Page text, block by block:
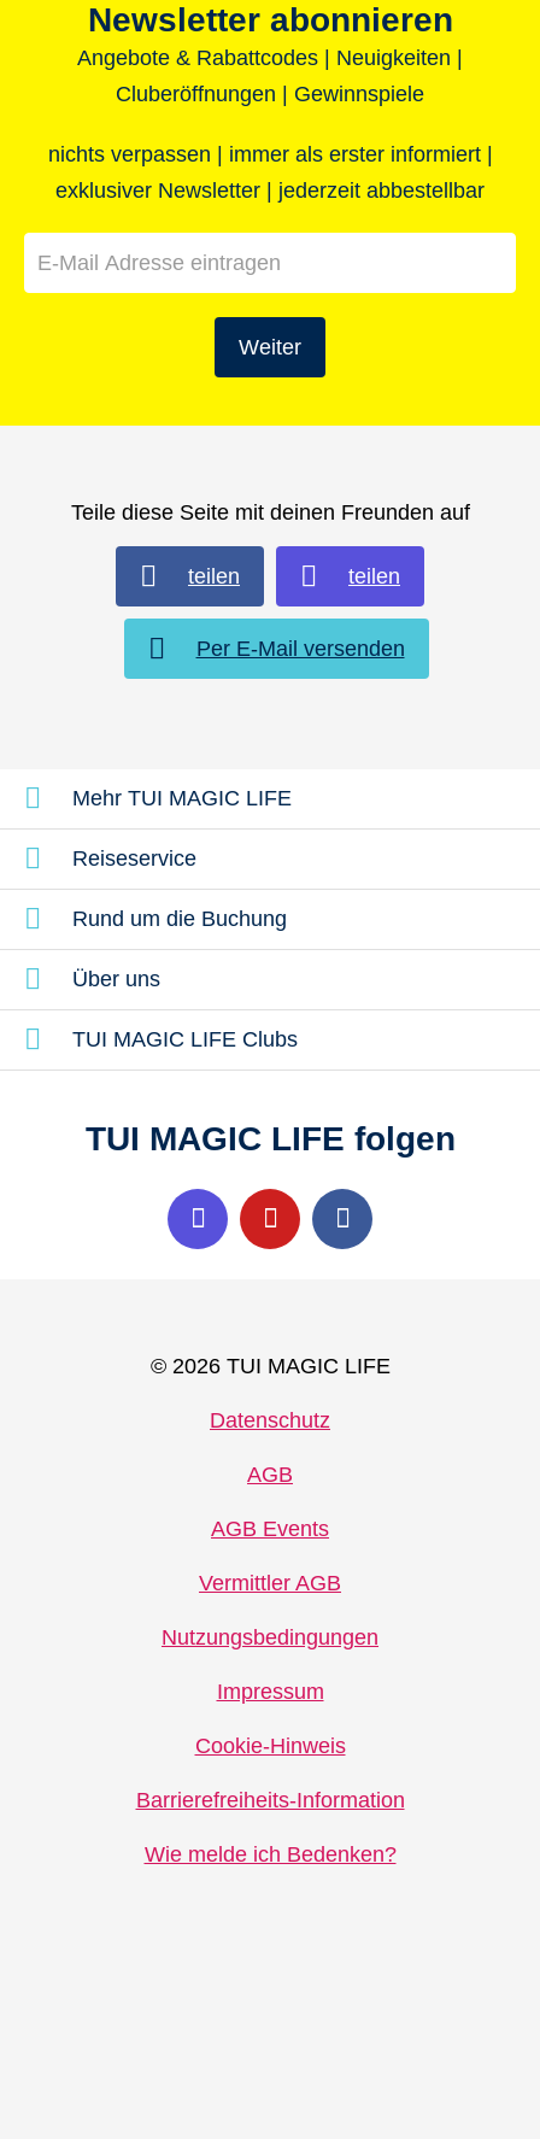
Newsletter abonnieren
Angebote & Rabattcodes | Neuigkeiten |
Cluberöffnungen | Gewinnspiele
nichts verpassen | immer als erster informiert |
exklusiver Newsletter | jederzeit abbestellbar
Weiter
Teile diese Seite mit deinen Freunden auf
teilen teilen
Per E-Mail versenden
Mehr TUI MAGIC LIFE
Reiseservice
Rund um die Buchung
Über uns
TUI MAGIC LIFE Clubs
TUI MAGIC LIFE folgen
© 2026 TUI MAGIC LIFE
Datenschutz
AGB
AGB Events
Vermittler AGB
Nutzungsbedingungen
Impressum
Cookie-Hinweis
Barrierefreiheits-Information
Wie melde ich Bedenken?